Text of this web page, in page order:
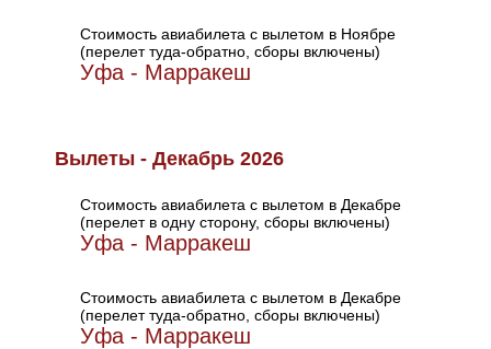
Стоимость авиабилета с вылетом в Ноябре
(перелет туда-обратно, сборы включены)
Уфа - Марракеш
Вылеты - Декабрь 2026
Стоимость авиабилета с вылетом в Декабре
(перелет в одну сторону, сборы включены)
Уфа - Марракеш
Стоимость авиабилета с вылетом в Декабре
(перелет туда-обратно, сборы включены)
Уфа - Марракеш